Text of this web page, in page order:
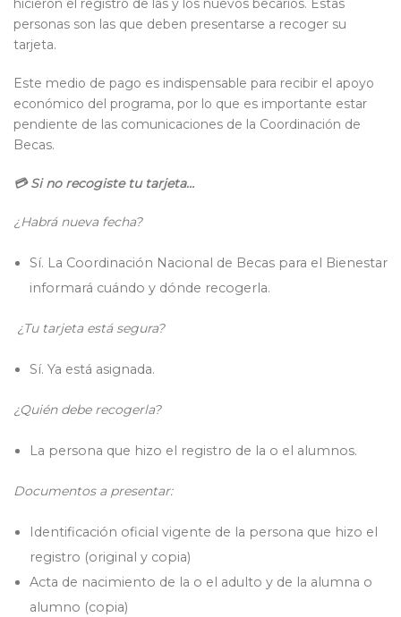
hicieron el registro de las y los nuevos becarios. Estas
personas son las que deben presentarse a recoger su
tarjeta.
Este medio de pago es indispensable para recibir el apoyo
económico del programa, por lo que es importante estar
pendiente de las comunicaciones de la Coordinación de
Becas.
💳Si no recogiste tu tarjeta…
¿Habrá nueva fecha?
Sí. La Coordinación Nacional de Becas para el Bienestar
informará cuándo y dónde recogerla.
¿Tu tarjeta está segura?
Sí. Ya está asignada.
¿Quién debe recogerla?
La persona que hizo el registro de la o el alumnos.
Documentos a presentar:
Identificación oficial vigente de la persona que hizo el
registro (original y copia)
Acta de nacimiento de la o el adulto y de la alumna o
alumno (copia)